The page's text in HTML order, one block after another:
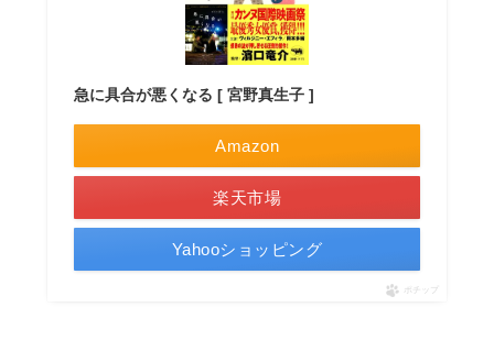
急に具合が悪くなる [ 宮野真生子 ]
Amazon
楽天市場
Yahooショッピング
ポチップ